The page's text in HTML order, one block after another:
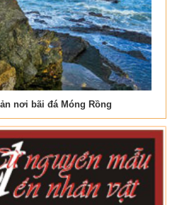
nơi bãi đá Móng Rồng